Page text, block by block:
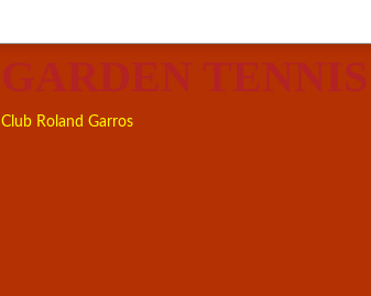
GARDEN
Club Roland Garros